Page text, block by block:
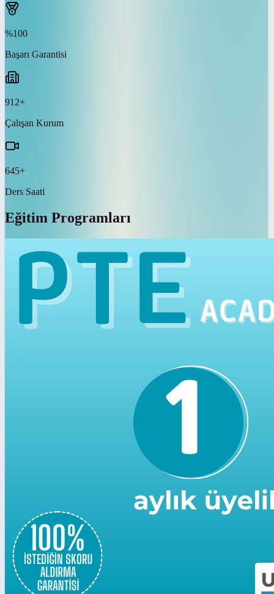
%100
Başarı Garantisi
912+
Çalışan Kurum
645+
Ders Saati
Eğitim Programları